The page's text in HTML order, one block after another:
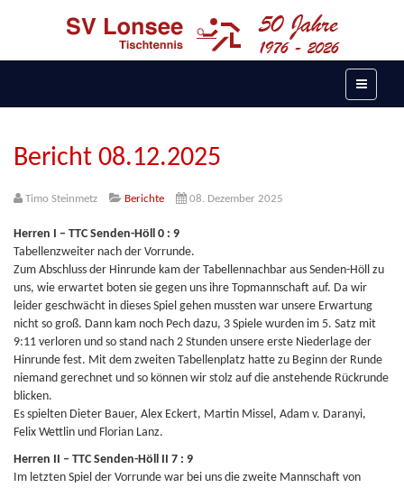
Bericht 08.12.2025
Timo Steinmetz Berichte 08. Dezember 2025
Herren I – TTC Senden-Höll 0 : 9
Tabellenzweiter nach der Vorrunde.
Zum Abschluss der Hinrunde kam der Tabellennachbar aus Senden-Höll zu
uns, wie erwartet boten sie gegen uns ihre Topmannschaft auf. Da wir
leider geschwächt in dieses Spiel gehen mussten war unsere Erwartung
nicht so groß. Dann kam noch Pech dazu, 3 Spiele wurden im 5. Satz mit
9:11 verloren und so stand nach 2 Stunden unsere erste Niederlage der
Hinrunde fest. Mit dem zweiten Tabellenplatz hatte zu Beginn der Runde
niemand gerechnet und so können wir stolz auf die anstehende Rückrunde
blicken.
Es spielten Dieter Bauer, Alex Eckert, Martin Missel, Adam v. Daranyi,
Felix Wettlin und Florian Lanz.
Herren II – TTC Senden-Höll II 7 : 9
Im letzten Spiel der Vorrunde war bei uns die zweite Mannschaft von